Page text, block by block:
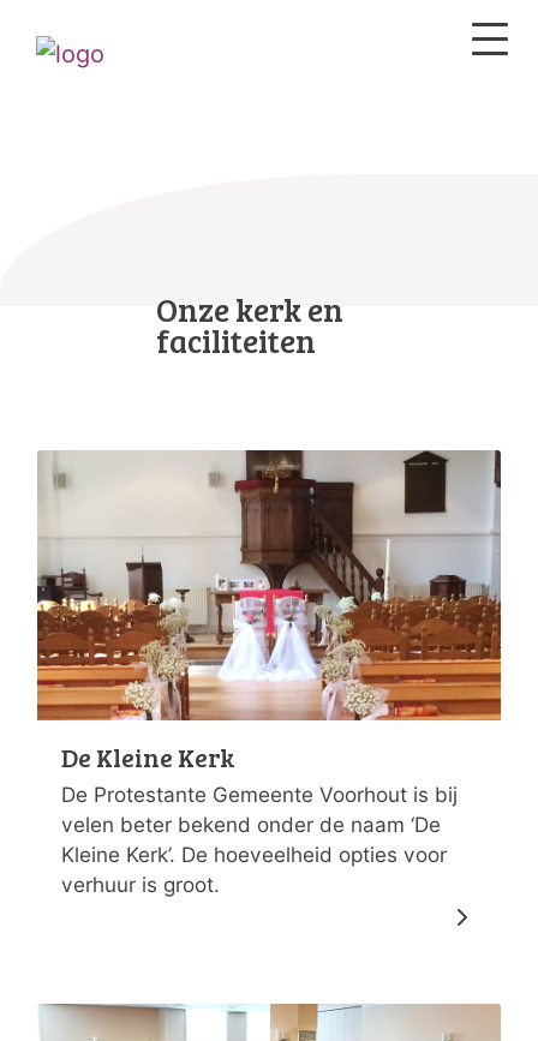
Onze kerk en
faciliteiten
De Kleine Kerk
De Protestante Gemeente Voorhout is bij
velen beter bekend onder de naam ‘De
Kleine Kerk’. De hoeveelheid opties voor
verhuur is groot.